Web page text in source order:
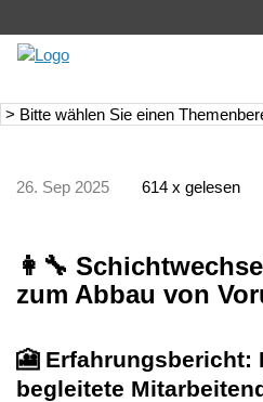
26. Sep 2025 614 x gelesen
👩‍🔧
zum Abbau von
🎦 Erfahrungsbericht:
begleitete